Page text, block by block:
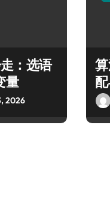
：选语
量
2026